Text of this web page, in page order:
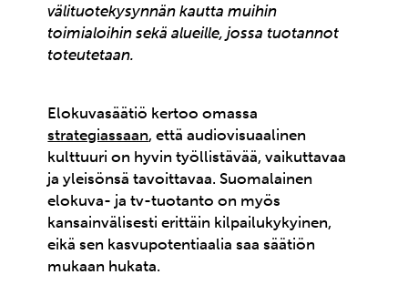
välituotekysynnän kautta muihin
toimialoihin sekä alueille, jossa tuotannot
toteutetaan.
Elokuvasäätiö kertoo omassa
strategiassaan, että audiovisuaalinen
kulttuuri on hyvin työllistävää, vaikuttavaa
ja yleisönsä tavoittavaa. Suomalainen
elokuva- ja tv-tuotanto on myös
kansainvälisesti erittäin kilpailukykyinen,
eikä sen kasvupotentiaalia saa säätiön
mukaan hukata.